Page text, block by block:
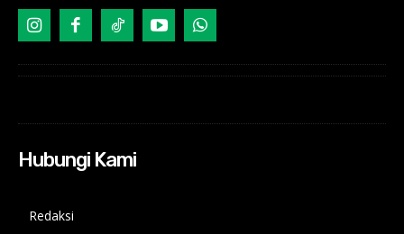
Hubungi Kami
Redaksi